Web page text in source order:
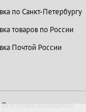
по Санкт-Петербургу
товаров по России
Почтой России
Все права защищены.